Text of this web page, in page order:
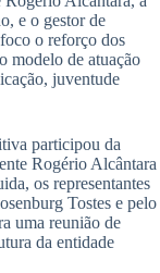
e o gestor de
o reforço dos
modelo de atuação
juventude
participou da
Rogério Alcântara
os representantes
Tostes e pelo
uma reunião de
da entidade